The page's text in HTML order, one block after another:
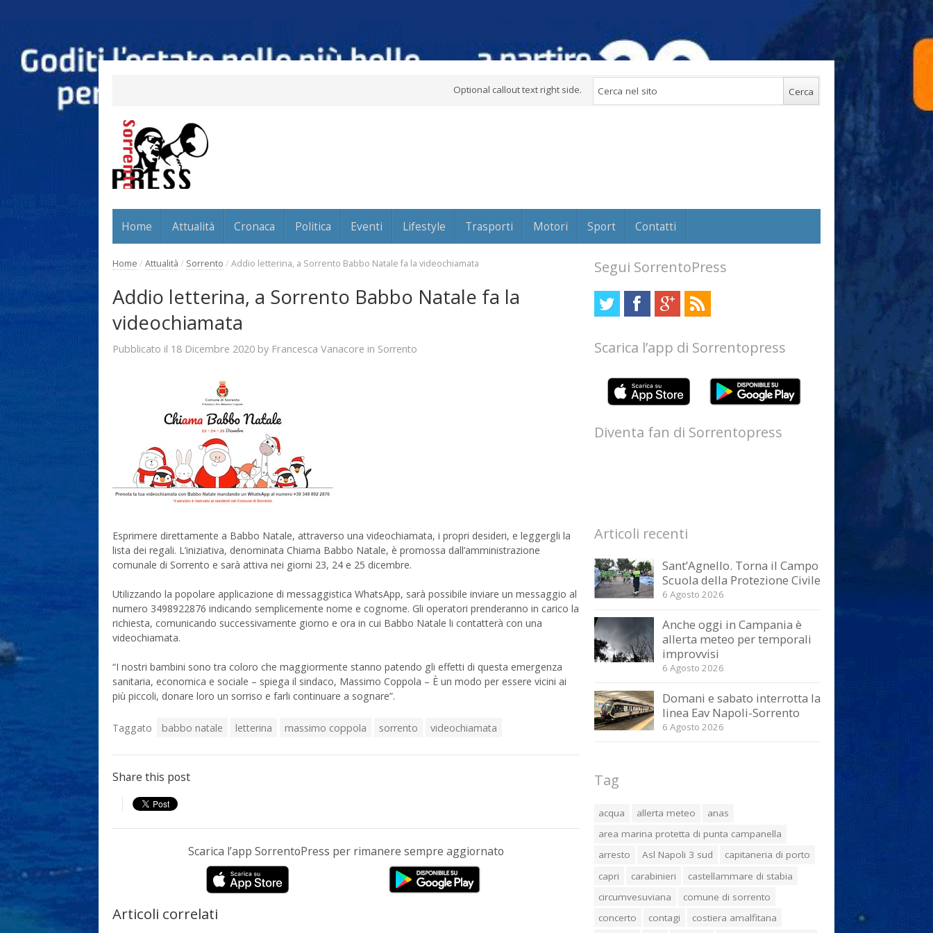
Optional callout text right side.
Home Attualità Cronaca Politica Eventi Lifestyle Trasporti Motori Sport Contatti
Home / Attualità / Sorrento / Addio letterina, a Sorrento Babbo Natale fa la videochiamata
Addio letterina, a Sorrento Babbo Natale fa la
videochiamata
Pubblicato il 18 Dicembre 2020 by Francesca Vanacore in Sorrento
Esprimere direttamente a Babbo Natale, attraverso una videochiamata, i propri desideri, e leggergli la
lista dei regali. L’iniziativa, denominata Chiama Babbo Natale, è promossa dall’amministrazione
comunale di Sorrento e sarà attiva nei giorni 23, 24 e 25 dicembre.
Utilizzando la popolare applicazione di messaggistica WhatsApp, sarà possibile inviare un messaggio al
numero 3498922876 indicando semplicemente nome e cognome. Gli operatori prenderanno in carico la
richiesta, comunicando successivamente giorno e ora in cui Babbo Natale li contatterà con una
videochiamata.
“I nostri bambini sono tra coloro che maggiormente stanno patendo gli effetti di questa emergenza
sanitaria, economica e sociale – spiega il sindaco, Massimo Coppola – È un modo per essere vicini ai
più piccoli, donare loro un sorriso e farli continuare a sognare”.
Taggato babbo natale letterina massimo coppola sorrento videochiamata
Share this post
Scarica l’app SorrentoPress per rimanere sempre aggiornato
Articoli correlati
Segui SorrentoPress
Scarica l’app di Sorrentopress
Diventa fan di Sorrentopress
Articoli recenti
Sant’Agnello. Torna il Campo
Scuola della Protezione Civile
6 Agosto 2026
Anche oggi in Campania è
allerta meteo per temporali
improvvisi
6 Agosto 2026
Domani e sabato interrotta la
linea Eav Napoli-Sorrento
6 Agosto 2026
Tag
acqua allerta meteo
anas
area marina protetta di punta campanella
arresto
Asl Napoli 3 sud
capitaneria di porto
capri
carabinieri
castellammare di stabia
circumvesuviana
comune di sorrento
concerto
contagi
costiera amalfitana